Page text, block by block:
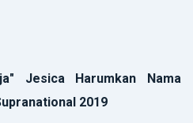
Jesica Harumkan Nama
2019